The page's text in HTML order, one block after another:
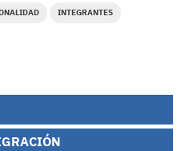
INTEGRANTES